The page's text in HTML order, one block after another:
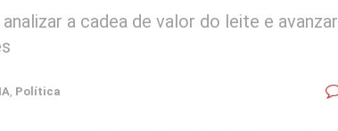
a cadea de valor do leite e avanzar
Política